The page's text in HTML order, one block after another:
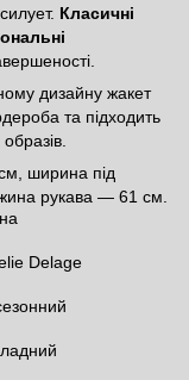
Класичні
дизайну жакет
та підходить
ширина під
рукава — 61 см.
Delage